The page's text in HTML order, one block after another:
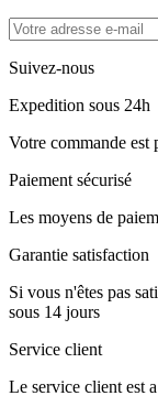
Suivez-nous
Expedition sous 24h
Votre commande est
Paiement sécurisé
Les moyens de
Garantie satisfaction
Si vous n'êtes pas
sous 14 jours
Service client
Le service client est